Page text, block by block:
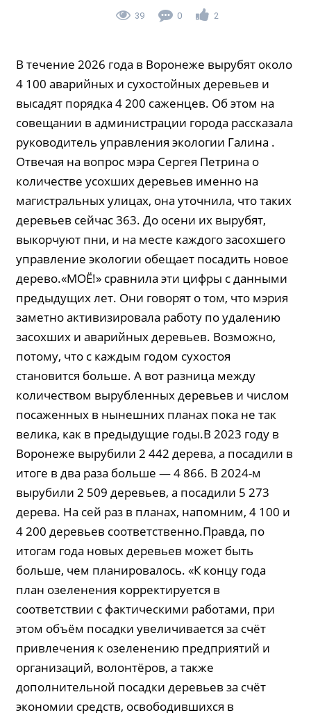
39 0 2
В течение 2026 года в Воронеже вырубят около
4 100 аварийных и сухостойных деревьев и
высадят порядка 4 200 саженцев. Об этом на
совещании в администрации города рассказала
руководитель управления экологии Галина .
Отвечая на вопрос мэра Сергея Петрина о
количестве усохших деревьев именно на
магистральных улицах, она уточнила, что таких
деревьев сейчас 363. До осени их вырубят,
выкорчуют пни, и на месте каждого засохшего
управление экологии обещает посадить новое
дерево.«МОЁ!» сравнила эти цифры с данными
предыдущих лет. Они говорят о том, что мэрия
заметно активизировала работу по удалению
засохших и аварийных деревьев. Возможно,
потому, что с каждым годом сухостоя
становится больше. А вот разница между
количеством вырубленных деревьев и числом
посаженных в нынешних планах пока не так
велика, как в предыдущие годы.В 2023 году в
Воронеже вырубили 2 442 дерева, а посадили в
итоге в два раза больше — 4 866. В 2024-м
вырубили 2 509 деревьев, а посадили 5 273
дерева. На сей раз в планах, напомним, 4 100 и
4 200 деревьев соответственно.Правда, по
итогам года новых деревьев может быть
больше, чем планировалось. «К концу года
план озеленения корректируется в
соответствии с фактическими работами, при
этом объём посадки увеличивается за счёт
привлечения к озеленению предприятий и
организаций, волонтёров, а также
дополнительной посадки деревьев за счёт
экономии средств, освободившихся в